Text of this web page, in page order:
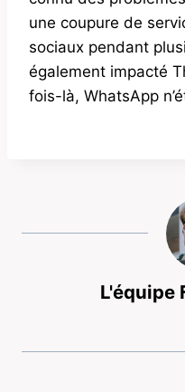
une coupure de
sociaux pendant
également impacté
fois-là, WhatsApp
L'équipe